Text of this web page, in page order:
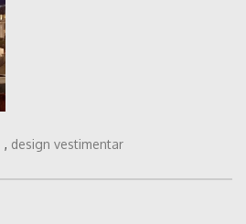
, design vestimentar